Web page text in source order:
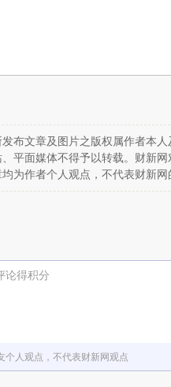
布文章及图片之版权属作者本
平面媒体不得予以转载。财新
为作者个人观点，不代表财新网
论得积分
个人观点，不代表财新网观点